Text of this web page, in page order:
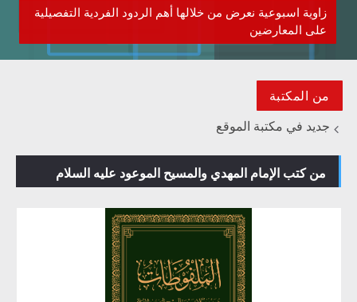
زاوية اسبوعية نعرض من خلالها أهم الردود الفردية التفصيلية
على المعارضين
من المكتبة
جديد في مكتبة الموقع
من كتب الإمام المهدي والمسيح الموعود عليه السلام